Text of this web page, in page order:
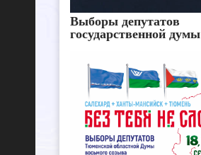
Выборы депутатов
государственной думы